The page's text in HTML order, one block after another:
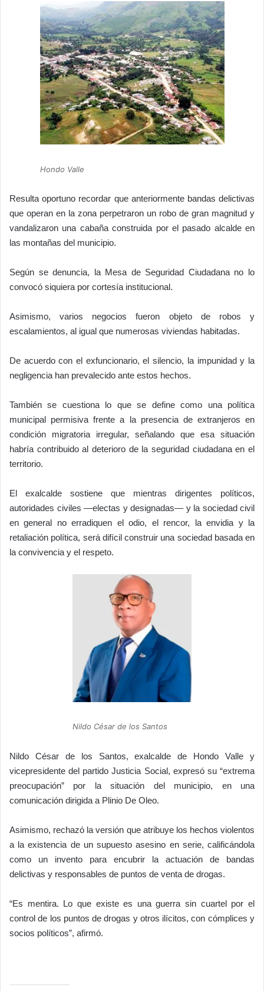
Hondo Valle
Resulta oportuno recordar que anteriormente bandas delictivas
que operan en la zona perpetraron un robo de gran magnitud y
vandalizaron una cabaña construida por el pasado alcalde en
las montañas del municipio.
Según se denuncia, la Mesa de Seguridad Ciudadana no lo
convocó siquiera por cortesía institucional.
Asimismo, varios negocios fueron objeto de robos y
escalamientos, al igual que numerosas viviendas habitadas.
De acuerdo con el exfuncionario, el silencio, la impunidad y la
negligencia han prevalecido ante estos hechos.
También se cuestiona lo que se define como una política
municipal permisiva frente a la presencia de extranjeros en
condición migratoria irregular, señalando que esa situación
habría contribuido al deterioro de la seguridad ciudadana en el
territorio.
El exalcalde sostiene que mientras dirigentes políticos,
autoridades civiles —electas y designadas— y la sociedad civil
en general no erradiquen el odio, el rencor, la envidia y la
retaliación política, será difícil construir una sociedad basada en
la convivencia y el respeto.
Nildo César de los Santos
Nildo César de los Santos, exalcalde de Hondo Valle y
vicepresidente del partido Justicia Social, expresó su “extrema
preocupación” por la situación del municipio, en una
comunicación dirigida a Plinio De Oleo.
Asimismo, rechazó la versión que atribuye los hechos violentos
a la existencia de un supuesto asesino en serie, calificándola
como un invento para encubrir la actuación de bandas
delictivas y responsables de puntos de venta de drogas.
“Es mentira. Lo que existe es una guerra sin cuartel por el
control de los puntos de drogas y otros ilícitos, con cómplices y
socios políticos”, afirmó.